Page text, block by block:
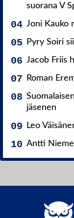
suorana V
Joni Kauko
Pyry Soiri
Jacob Friis
Roman
jäsenen
Leo
Antti